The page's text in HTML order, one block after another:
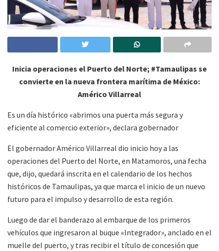
Inicia operaciones el Puerto del Norte; #Tamaulipas se
convierte en la nueva frontera marítima de México:
Américo Villarreal
Es un día histórico «abrimos una puerta más segura y
eficiente al comercio exterior», declara gobernador
El gobernador Américo Villarreal dio inicio hoy a las
operaciones del Puerto del Norte, en Matamoros, una fecha
que, dijo, quedará inscrita en el calendario de los hechos
históricos de Tamaulipas, ya que marca el inicio de un nuevo
futuro para el impulso y desarrollo de esta región.
Luego de dar el banderazo al embarque de los primeros
vehículos que ingresaron al buque «Integrador», anclado en el
muelle del puerto, y tras recibir el título de concesión que